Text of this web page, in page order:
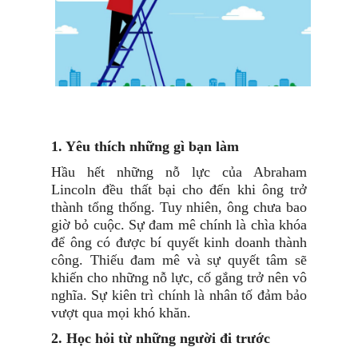
1. Yêu thích những gì bạn làm
Hầu hết những nỗ lực của Abraham
Lincoln đều thất bại cho đến khi ông trở
thành tổng thống. Tuy nhiên, ông chưa bao
giờ bỏ cuộc. Sự đam mê chính là chìa khóa
để ông có được bí quyết kinh doanh thành
công. Thiếu đam mê và sự quyết tâm sẽ
khiến cho những nỗ lực, cố gắng trở nên vô
nghĩa. Sự kiên trì chính là nhân tố đảm bảo
vượt qua mọi khó khăn.
2. Học hỏi từ những người đi trước